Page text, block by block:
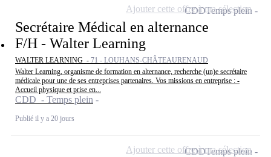
Secrétaire Médical en alternance
F/H - Walter Learning
WALTER LEARNING - 71 - LOUHANS-CHÂTEAURENAUD
Walter Learning, organisme de formation en alternance, recherche (un)e secrétaire
médicale pour une de ses entreprises partenaires. Vos missions en entreprise : -
Accueil physique et prise en...
CDD - Temps plein
Publié il y a 20 jours
CDDTemps plein
Ajouter cette offre à ma sélection
CDDTemps plein
Ajouter cette offre à ma sélection